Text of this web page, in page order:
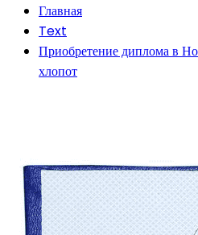
Главная
Text
Приобретение диплома в
хлопот